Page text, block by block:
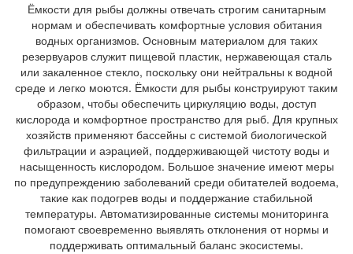
Ёмкости для рыбы должны отвечать строгим санитарным
нормам и обеспечивать комфортные условия обитания
водных организмов. Основным материалом для таких
резервуаров служит пищевой пластик, нержавеющая сталь
или закаленное стекло, поскольку они нейтральны к водной
среде и легко моются. Ёмкости для рыбы конструируют таким
образом, чтобы обеспечить циркуляцию воды, доступ
кислорода и комфортное пространство для рыб. Для крупных
хозяйств применяют бассейны с системой биологической
фильтрации и аэрацией, поддерживающей чистоту воды и
насыщенность кислородом. Большое значение имеют меры
по предупреждению заболеваний среди обитателей водоема,
такие как подогрев воды и поддержание стабильной
температуры. Автоматизированные системы мониторинга
помогают своевременно выявлять отклонения от нормы и
поддерживать оптимальный баланс экосистемы.